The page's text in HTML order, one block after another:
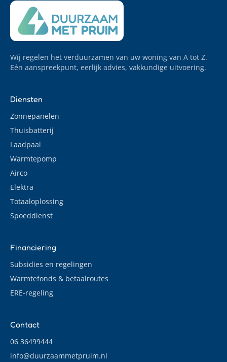
Wij regelen het verduurzamen van uw woning van A tot Z.
Eén aanspreekpunt, eerlijk advies, vakkundige uitvoering.
Diensten
Zonnepanelen
Thuisbatterij
Laadpaal
Warmtepomp
Airco
Elektra
Totaaloplossing
Spoeddienst
Financiering
Subsidies en regelingen
Warmtefonds & betaalroutes
ERE-regeling
Contact
06 36499444
info@duurzaammetpruim.nl